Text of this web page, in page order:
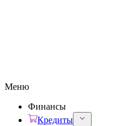
Меню
Финансы
Кредиты